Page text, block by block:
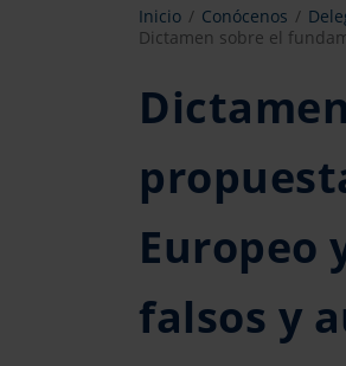
Inicio Conócenos
Dictamen sobre el
Europeo
falsos y